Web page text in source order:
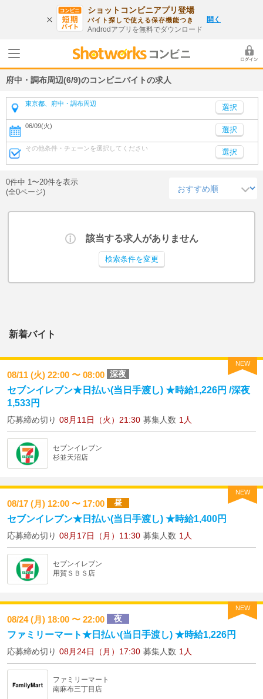
ショットコンビニアプリ登場
バイト探しで使える保存機能つき
Androdアプリを無料でダウンロード
開く
府中・調布周辺(6/9)のコンビニバイトの求人
東京都、府中・調布周辺
06/09(火) 選択
その他条件・チェーンを選択してください 選択
0件中 1〜20件を表示
(全0ページ)
該当する求人がありません
検索条件を変更
新着バイト
NEW
08/11 (火) 22:00 〜 08:00 深夜
セブンイレブン★日払い(当日手渡し) ★時給1,226円 /深夜
1,533円
応募締め切り 08月11日（火）21:30 募集人数 1人
セブンイレブン
杉並天沼店
NEW
08/17 (月) 12:00 〜 17:00 昼
セブンイレブン★日払い(当日手渡し) ★時給1,400円
応募締め切り 08月17日（月）11:30 募集人数 1人
セブンイレブン
用賀ＳＢＳ店
NEW
08/24 (月) 18:00 〜 22:00 夜
ファミリーマート★日払い(当日手渡し) ★時給1,226円
応募締め切り 08月24日（月）17:30 募集人数 1人
ファミリーマート
南麻布三丁目店